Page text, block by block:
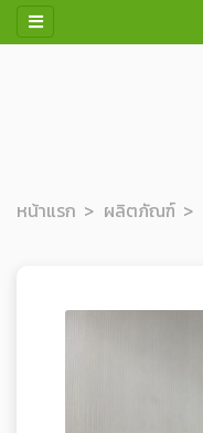
หน้าแรก ผลิตภัณฑ์